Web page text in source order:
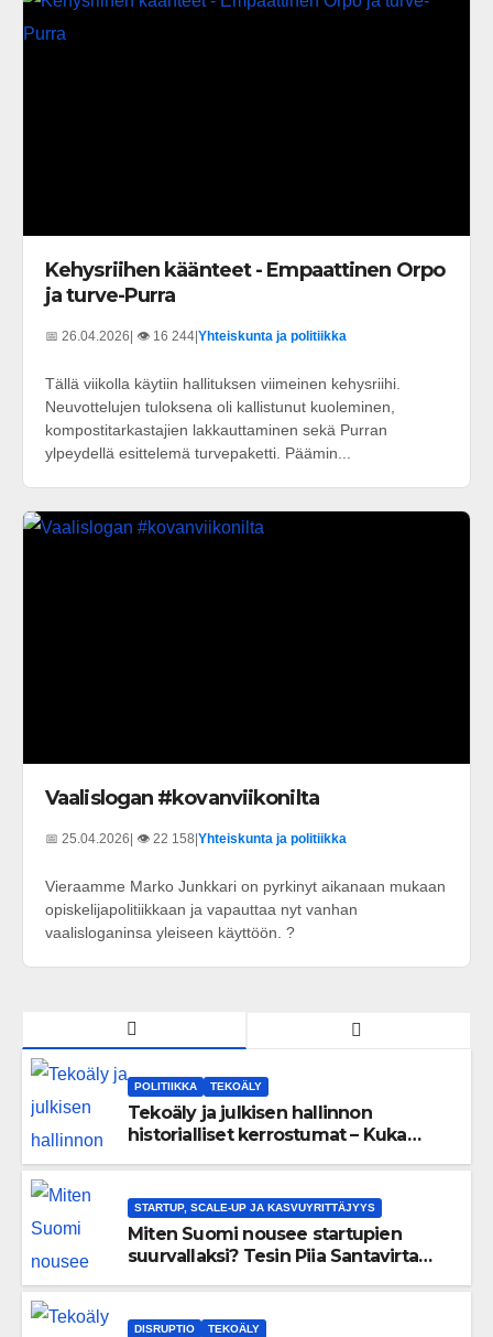
Kehysriihen käänteet - Empaattinen Orpo
ja turve-Purra
📅 26.04.2026 | 👁️ 16 244 Yhteiskunta ja politiikka
Tällä viikolla käytiin hallituksen viimeinen kehysriihi.
Neuvottelujen tuloksena oli kallistunut kuoleminen,
kompostitarkastajien lakkauttaminen sekä Purran
ylpeydellä esittelemä turvepaketti. Päämin...
Vaalislogan #kovanviikonilta
📅 25.04.2026| 👁️ 22 158|Yhteiskunta ja politiikka
Vieraamme Marko Junkkari on pyrkinyt aikanaan mukaan
opiskelijapolitiikkaan ja vapauttaa nyt vanhan
vaalisloganinsa yleiseen käyttöön. ?
POLITIIKKA TEKOÄLY
Tekoäly ja julkisen hallinnon
historialliset kerrostumat – Kuka
STARTUP, SCALE-UP JA KASVUYRITTÄJYYS
Miten Suomi nousee startupien
suurvallaksi? Tesin Piia Santavirta
DISRUPTIO TEKOÄLY